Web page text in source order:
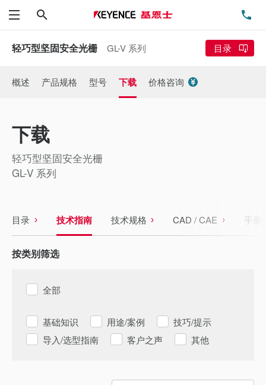
菜单
轻巧型坚固安全光栅 GL-V 系列 目录
概述 产品规格 型号 下载 价格咨询
下载
轻巧型坚固安全光栅
GL-V 系列
目录 技术指南 技术规格 CAD / CAE 手册
按类别筛选
全部
基础知识 用途/案例
技巧/提示
导入/选型指南
客户之声 其他